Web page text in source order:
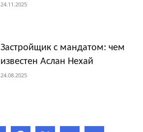
24.11.2025
Застройщик с мандатом: чем
известен Аслан Нехай
24.08.2025